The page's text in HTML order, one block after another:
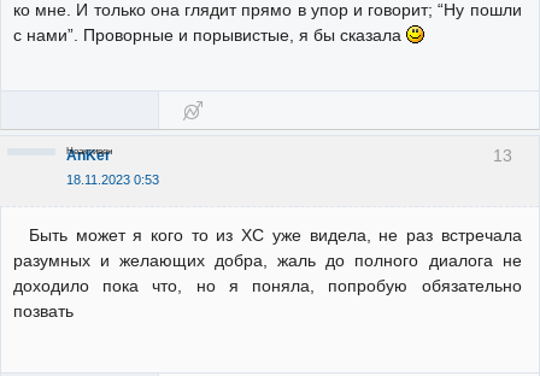
ко мне. И только она глядит прямо в упор и говорит; “Ну пошли
с нами”. Проворные и порывистые, я бы сказала
13
AnKer
18.11.2023 0:53
Неактивен
Быть может я кого то из ХС уже видела, не раз встречала
разумных и желающих добра, жаль до полного диалога не
доходило пока что, но я поняла, попробую обязательно
позвать